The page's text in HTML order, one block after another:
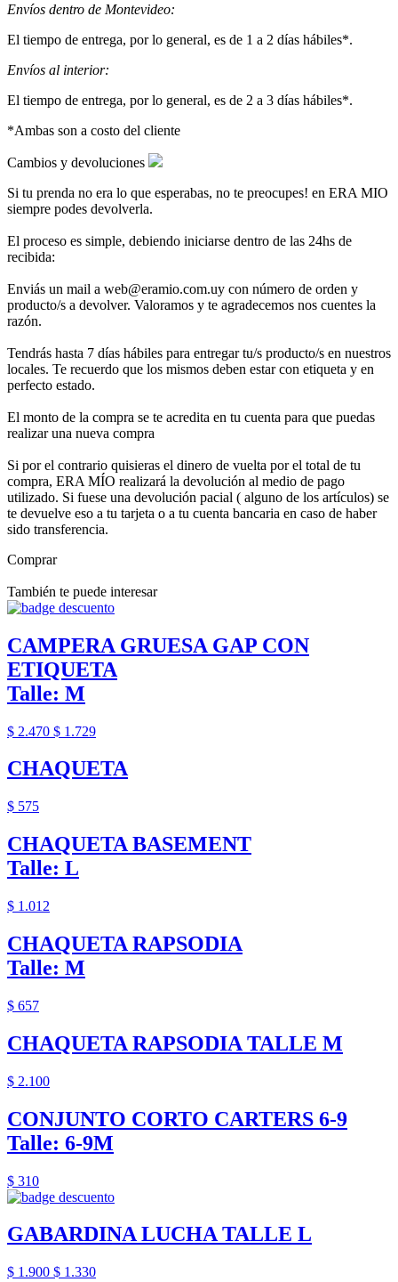
Envíos dentro de Montevideo:
El tiempo de entrega, por lo general, es de 1 a 2 días hábiles*.
Envíos al interior:
El tiempo de entrega, por lo general, es de 2 a 3 días hábiles*.
*Ambas son a costo del cliente
Cambios y devoluciones
Si tu prenda no era lo que esperabas, no te preocupes! en ERA MIO
siempre podes devolverla.
El proceso es simple, debiendo iniciarse dentro de las 24hs de
recibida:
Enviás un mail a web@eramio.com.uy con número de orden y
producto/s a devolver. Valoramos y te agradecemos nos cuentes la
razón.
Tendrás hasta 7 días hábiles para entregar tu/s producto/s en nuestros
locales. Te recuerdo que los mismos deben estar con etiqueta y en
perfecto estado.
El monto de la compra se te acredita en tu cuenta para que puedas
realizar una nueva compra
Si por el contrario quisieras el dinero de vuelta por el total de tu
compra, ERA MÍO realizará la devolución al medio de pago
utilizado. Si fuese una devolución pacial ( alguno de los artículos) se
te devuelve eso a tu tarjeta o a tu cuenta bancaria en caso de haber
sido transferencia.
Comprar
También te puede interesar
CAMPERA GRUESA GAP CON
ETIQUETA
Talle: M
$ 2.470 $ 1.729
CHAQUETA
$ 575
CHAQUETA BASEMENT
Talle: L
$ 1.012
CHAQUETA RAPSODIA
Talle: M
$ 657
CHAQUETA RAPSODIA TALLE M
$ 2.100
CONJUNTO CORTO CARTERS 6-9
Talle: 6-9M
$ 310
GABARDINA LUCHA TALLE L
$ 1.900 $ 1.330